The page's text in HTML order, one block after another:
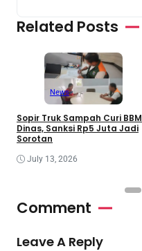
Related Posts
News
Sopir Truk Sampah Curi BBM
Dinas, Sanksi Rp5 Juta Jadi
Sorotan
July 13, 2026
Comment
Leave A Reply